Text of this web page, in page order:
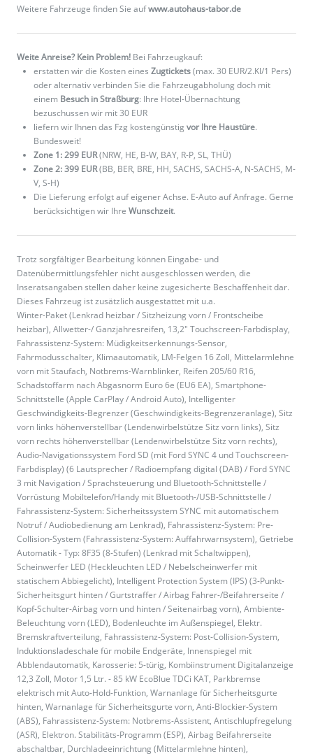
Weitere Fahrzeuge finden Sie aufwww.autohaus-tabor.de
Weite Anreise? Kein Problem! Bei Fahrzeugkauf:
erstatten wir die Kosten eines Zugtickets(max. 30 EUR/2.Kl/1 Pers)
oder alternativ verbinden Sie die Fahrzeugabholung doch mit
einem Besuch in Straßburg: Ihre Hotel-Übernachtung
bezuschussen wir mit 30 EUR
liefern wir Ihnen das Fzg kostengünstig vor Ihre Haustüre.
Bundesweit!
Zone 1: 299 EUR(NRW, HE, B-W, BAY, R-P, SL, THÜ)
Zone 2: 399 EUR(BB, BER, BRE, HH, SACHS, SACHS-A, N-SACHS, M-
V, S-H)
Die Lieferung erfolgt auf eigener Achse. E-Auto auf Anfrage. Gerne
berücksichtigen wir Ihre Wunschzeit.
Trotz sorgfältiger Bearbeitung können Eingabe- und
Datenübermittlungsfehler nicht ausgeschlossen werden, die
Inseratsangaben stellen daher keine zugesicherte Beschaffenheit dar.
Dieses Fahrzeug ist zusätzlich ausgestattet mit u.a.
Winter-Paket (Lenkrad heizbar / Sitzheizung vorn / Frontscheibe
heizbar), Allwetter-/ Ganzjahresreifen, 13,2" Touchscreen-Farbdisplay,
Fahrassistenz-System: Müdigkeitserkennungs-Sensor,
Fahrmodusschalter, Klimaautomatik, LM-Felgen 16 Zoll, Mittelarmlehne
vorn mit Staufach, Notbrems-Warnblinker, Reifen 205/60 R16,
Schadstoffarm nach Abgasnorm Euro 6e (EU6 EA), Smartphone-
Schnittstelle (Apple CarPlay / Android Auto), Intelligenter
Geschwindigkeits-Begrenzer (Geschwindigkeits-Begrenzeranlage), Sitz
vorn links höhenverstellbar (Lendenwirbelstütze Sitz vorn links), Sitz
vorn rechts höhenverstellbar (Lendenwirbelstütze Sitz vorn rechts),
Audio-Navigationssystem Ford SD (mit Ford SYNC 4 und Touchscreen-
Farbdisplay) (6 Lautsprecher / Radioempfang digital (DAB) / Ford SYNC
3 mit Navigation / Sprachsteuerung und Bluetooth-Schnittstelle /
Vorrüstung Mobiltelefon/Handy mit Bluetooth-/USB-Schnittstelle /
Fahrassistenz-System: Sicherheitssystem SYNC mit automatischem
Notruf / Audiobedienung am Lenkrad), Fahrassistenz-System: Pre-
Collision-System (Fahrassistenz-System: Auffahrwarnsystem), Getriebe
Automatik - Typ: 8F35 (8-Stufen) (Lenkrad mit Schaltwippen),
Scheinwerfer LED (Heckleuchten LED / Nebelscheinwerfer mit
statischem Abbiegelicht), Intelligent Protection System (IPS) (3-Punkt-
Sicherheitsgurt hinten / Gurtstraffer / Airbag Fahrer-/Beifahrerseite /
Kopf-Schulter-Airbag vorn und hinten / Seitenairbag vorn), Ambiente-
Beleuchtung vorn (LED), Bodenleuchte im Außenspiegel, Elektr.
Bremskraftverteilung, Fahrassistenz-System: Post-Collision-System,
Induktionsladeschale für mobile Endgeräte, Innenspiegel mit
Abblendautomatik, Karosserie: 5-türig, Kombiinstrument Digitalanzeige
12,3 Zoll, Motor 1,5 Ltr. - 85 kW EcoBlue TDCi KAT, Parkbremse
elektrisch mit Auto-Hold-Funktion, Warnanlage für Sicherheitsgurte
hinten, Warnanlage für Sicherheitsgurte vorn, Anti-Blockier-System
(ABS), Fahrassistenz-System: Notbrems-Assistent, Antischlupfregelung
(ASR), Elektron. Stabilitäts-Programm (ESP), Airbag Beifahrerseite
abschaltbar, Durchladeeinrichtung (Mittelarmlehne hinten),